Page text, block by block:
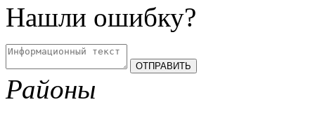
Нашли ошибку?
Районы